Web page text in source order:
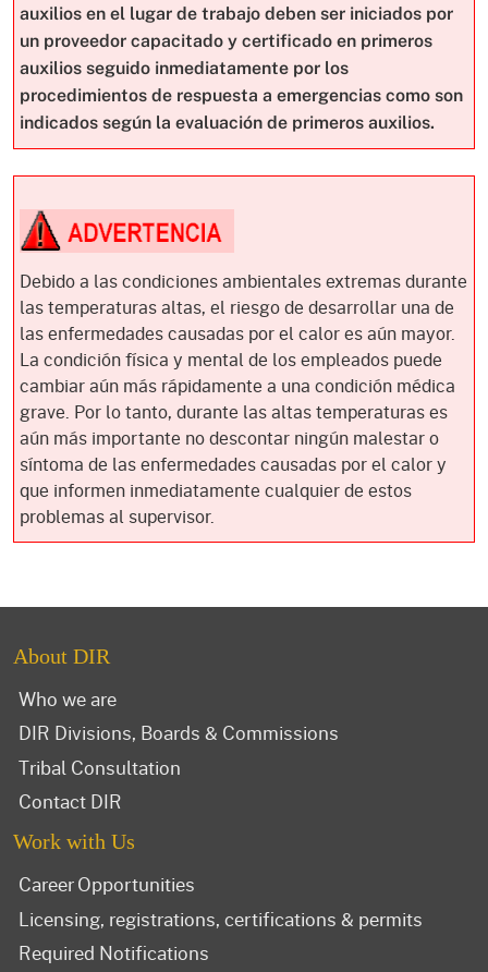
auxilios en el lugar de trabajo deben ser iniciados por
un proveedor capacitado y certificado en primeros
auxilios seguido inmediatamente por los
procedimientos de respuesta a emergencias como son
indicados según la evaluación de primeros auxilios.
Debido a las condiciones ambientales extremas durante
las temperaturas altas, el riesgo de desarrollar una de
las enfermedades causadas por el calor es aún mayor.
La condición física y mental de los empleados puede
cambiar aún más rápidamente a una condición médica
grave. Por lo tanto, durante las altas temperaturas es
aún más importante no descontar ningún malestar o
síntoma de las enfermedades causadas por el calor y
que informen inmediatamente cualquier de estos
problemas al supervisor.
About DIR
Who we are
DIR Divisions, Boards & Commissions
Tribal Consultation
Contact DIR
Work with Us
Career Opportunities
Licensing, registrations, certifications & permits
Required Notifications